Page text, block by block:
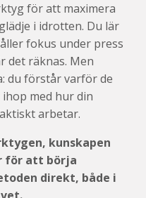
för att maximera
i idrotten. Du lär
fokus under press
det räknas. Men
du förstår varför de
med hur din
arbetar.
kunskapen
för att börja
direkt, både i